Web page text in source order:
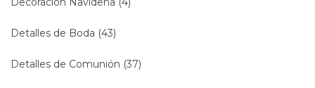
Detalles de Boda (43)
Detalles de Comunión (37)